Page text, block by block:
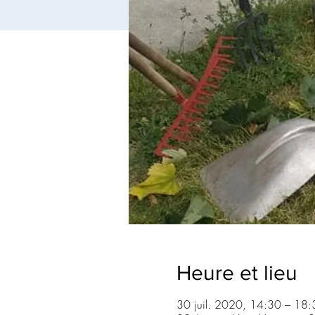
Heure et lieu
30 juil. 2020, 14:30 –